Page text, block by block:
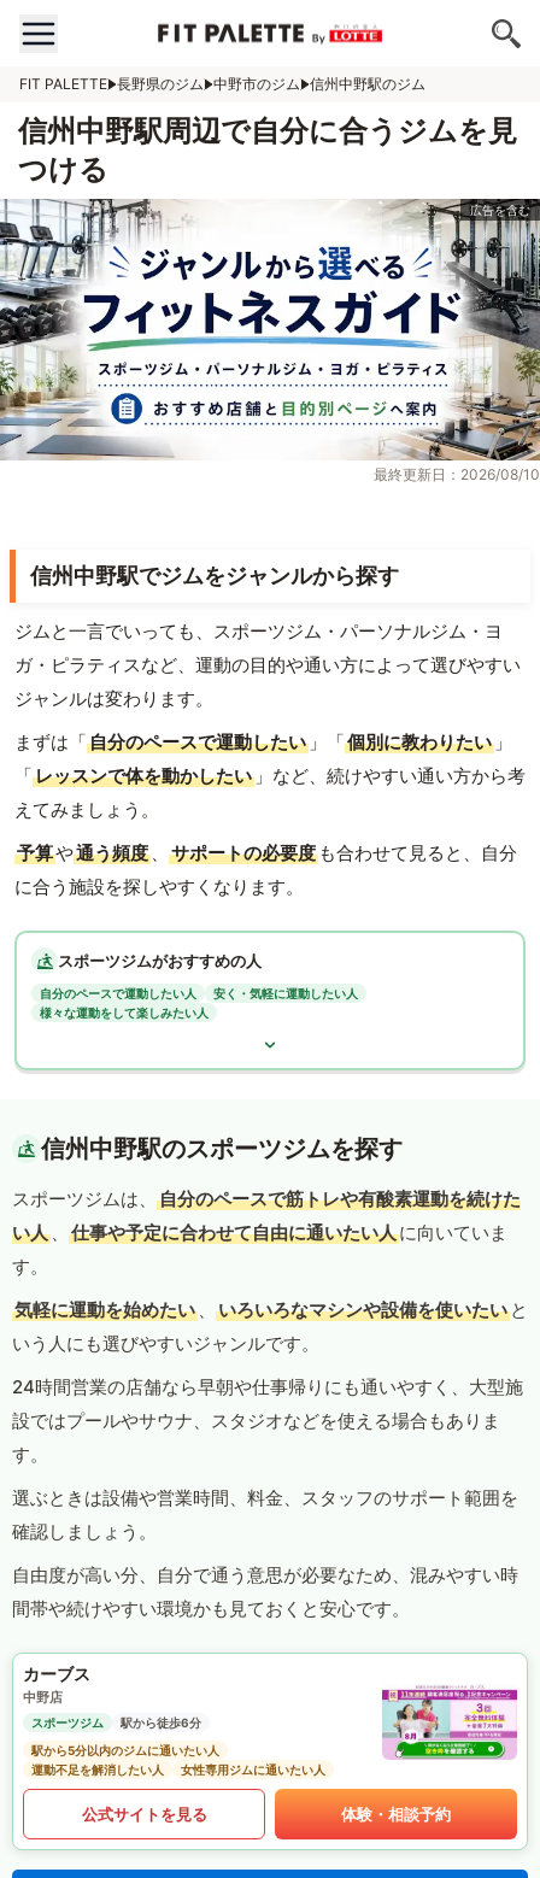
FIT PALETTE 長野県のジム 中野市のジム 信州中野駅のジム
信州中野駅周辺で自分に合うジムを見
つける
最終更新日：2026/08/10
信州中野駅でジムをジャンルから探す
ジムと一言でいっても、スポーツジム・パーソナルジム・ヨ
ガ・ピラティスなど、運動の目的や通い方によって選びやすい
ジャンルは変わります。
まずは「自分のペースで運動したい 」「個別に教わりたい 」
「レッスンで体を動かしたい 」など、続けやすい通い方から考
えてみましょう。
予算や通う頻度 、 サポートの必要度 も合わせて見ると、自分
に合う施設を探しやすくなります。
スポーツジムがおすすめの人
自分のペースで運動したい人
安く・気軽に運動したい人
様々な運動をして楽しみたい人
信州中野駅のスポーツジムを探す
スポーツジムは、
自分のペースで筋トレや有酸素運動を続けた
い人 、 仕事や予定に合わせて自由に通いたい人に向いていま
す。
気軽に運動を始めたい 、 いろいろなマシンや設備を使いたい と
いう人にも選びやすいジャンルです。
24時間営業の店舗なら早朝や仕事帰りにも通いやすく、大型施
設ではプールやサウナ、スタジオなどを使える場合もありま
す。
選ぶときは設備や営業時間、料金、スタッフのサポート範囲を
確認しましょう。
自由度が高い分、自分で通う意思が必要なため、混みやすい時
間帯や続けやすい環境かも見ておくと安心です。
カーブス
中野店
スポーツジム
駅から徒歩6分
駅から5分以内のジムに通いたい人
運動不足を解消したい人
女性専用ジムに通いたい人
公式サイトを見る 体験・相談予約